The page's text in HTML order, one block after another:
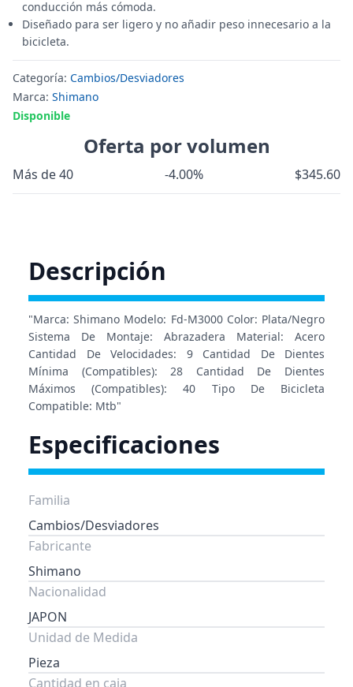
conducción más cómoda.
Diseñado para ser ligero y no añadir peso innecesario a la
bicicleta.
Categoría: Cambios/Desviadores
Marca: Shimano
Disponible
Oferta por volumen
Más de 40 -4.00% $345.60
Descripción
"Marca: Shimano Modelo: Fd-M3000 Color: Plata/Negro
Sistema De Montaje: Abrazadera Material: Acero
Cantidad De Velocidades: 9 Cantidad De Dientes
Mínima (Compatibles): 28 Cantidad De Dientes
Máximos (Compatibles): 40 Tipo De Bicicleta
Compatible: Mtb"
Especificaciones
Familia
Cambios/Desviadores
Fabricante
Shimano
Nacionalidad
JAPON
Unidad de Medida
Pieza
Cantidad en caja